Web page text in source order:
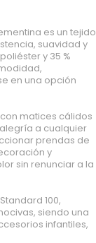
es un tejido
suavidad y
y 35 %
en una opción
matices cálidos
a cualquier
prendas de
y
sin renunciar a la
100,
siendo una
infantiles,